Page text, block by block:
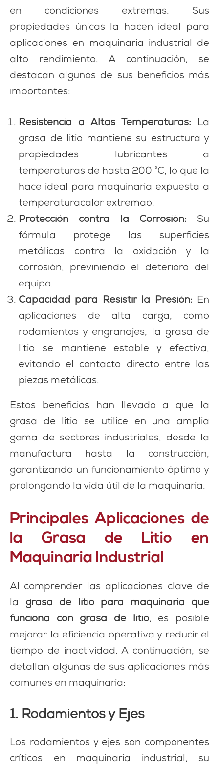
en condiciones extremas. Sus
propiedades únicas la hacen ideal para
aplicaciones en maquinaria industrial de
alto rendimiento. A continuación, se
destacan algunos de sus beneficios más
importantes:
Resistencia a Altas Temperaturas: La
grasa de litio mantiene su estructura y
propiedades lubricantes a
temperaturas de hasta 200 °C, lo que la
hace ideal para maquinaria expuesta a
temperaturacalor extremao.
Protección contra la Corrosión: Su
fórmula protege las superficies
metálicas contra la oxidación y la
corrosión, previniendo el deterioro del
equipo.
Capacidad para Resistir la Presión: En
aplicaciones de alta carga, como
rodamientos y engranajes, la grasa de
litio se mantiene estable y efectiva,
evitando el contacto directo entre las
piezas metálicas.
Estos beneficios han llevado a que la
grasa de litio se utilice en una amplia
gama de sectores industriales, desde la
manufactura hasta la construcción,
garantizando un funcionamiento óptimo y
prolongando la vida útil de la maquinaria.
Principales Aplicaciones de
la Grasa de Litio en
Maquinaria Industrial
Al comprender las aplicaciones clave de
la grasa de litio para maquinaria que
funciona con grasa de litio, es posible
mejorar la eficiencia operativa y reducir el
tiempo de inactividad. A continuación, se
detallan algunas de sus aplicaciones más
comunes en maquinaria:
1. Rodamientos y Ejes
Los rodamientos y ejes son componentes
críticos en maquinaria industrial, su